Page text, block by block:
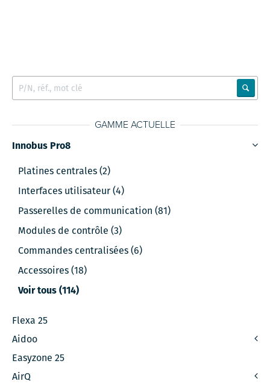
GAMME ACTUELLE
Innobus Pro8
Platines centrales (2)
Interfaces utilisateur (4)
Passerelles de communication (81)
Modules de contrôle (3)
Commandes centralisées (6)
Accessoires (18)
Voir tous (114)
Flexa 25
Aidoo
Easyzone 25
AirQ